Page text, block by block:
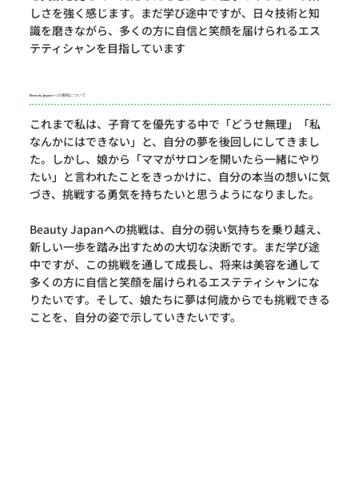
しさを強く感じます。まだ学び途中ですが、日々技術と知
識を磨きながら、多くの方に自信と笑顔を届けられるエス
テティシャンを目指しています
Beauty Japanへの挑戦について
これまで私は、子育てを優先する中で「どうせ無理」「私
なんかにはできない」と、自分の夢を後回しにしてきまし
た。しかし、娘から「ママがサロンを開いたら一緒にやり
たい」と言われたことをきっかけに、自分の本当の想いに気
づき、挑戦する勇気を持ちたいと思うようになりました。
Beauty Japanへの挑戦は、自分の弱い気持ちを乗り越え、
新しい一歩を踏み出すための大切な決断です。まだ学び途
中ですが、この挑戦を通して成長し、将来は美容を通して
多くの方に自信と笑顔を届けられるエステティシャンにな
りたいです。そして、娘たちに夢は何歳からでも挑戦できる
ことを、自分の姿で示していきたいです。